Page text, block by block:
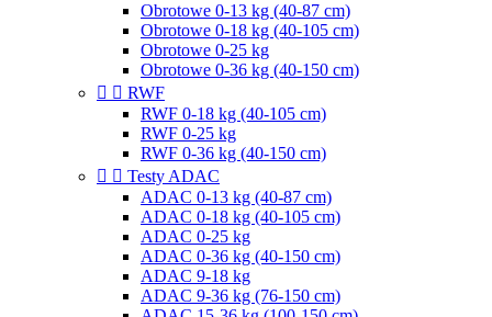
Obrotowe 0-13 kg (40-87 cm)
Obrotowe 0-18 kg (40-105 cm)
Obrotowe 0-25 kg
Obrotowe 0-36 kg (40-150 cm)
  RWF
RWF 0-18 kg (40-105 cm)
RWF 0-25 kg
RWF 0-36 kg (40-150 cm)
  Testy ADAC
ADAC 0-13 kg (40-87 cm)
ADAC 0-18 kg (40-105 cm)
ADAC 0-25 kg
ADAC 0-36 kg (40-150 cm)
ADAC 9-18 kg
ADAC 9-36 kg (76-150 cm)